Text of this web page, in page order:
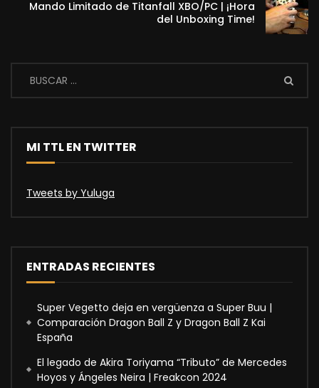
Mando Limitado de Titanfall XBO/PC | ¡Hora
del Unboxing Time!
MI TTL EN TWITTER
Tweets by Yuluga
ENTRADAS RECIENTES
Super Vegetto deja en vergüenza a Super Buu |
Comparación Dragon Ball Z y Dragon Ball Z Kai
España
El legado de Akira Toriyama “Tributo” de Mercedes
Hoyos y Ángeles Neira | Freakcon 2024